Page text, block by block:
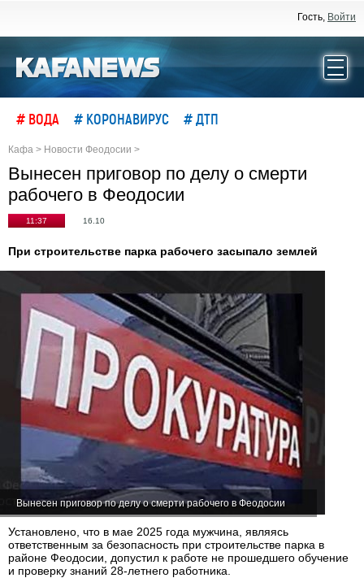
Гость, Войти
# ВОДА # КОРОНАВИРУС # ДТП
Кафа > Новости Феодосии >
Вынесен приговор по делу о смерти
рабочего в Феодосии
11:37 16.10
При строительстве парка рабочего засыпало землей
Вынесен приговор по делу о смерти рабочего в Феодосии
Установлено, что в мае 2025 года мужчина, являясь
ответственным за безопасность при строительстве парка в
районе Феодосии, допустил к работе не прошедшего обучение
и проверку знаний 28-летнего работника.